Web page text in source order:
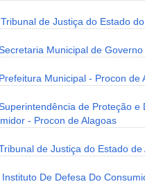
de Justiça do Estado
Municipal de
Municipal - Procon de
de Proteção e
- Procon de Alagoas
de Justiça do Estado
Instituto De Defesa Do